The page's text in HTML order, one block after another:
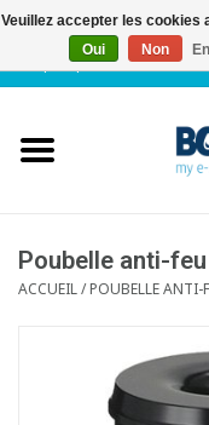
FR|
Service client
Poubelle anti-
ACCUEIL/POUBELLE ANTI-
Veuillez accepter les cookies
Oui
Non